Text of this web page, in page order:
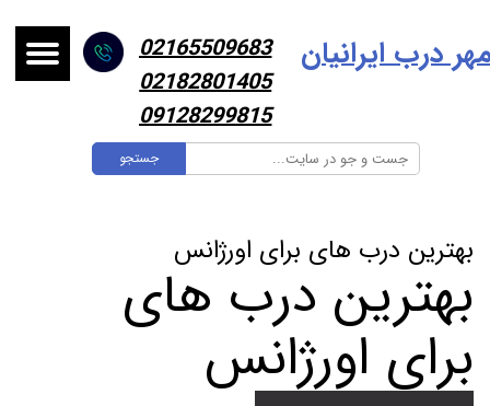
جستجو
درب ایرانیان
02165509683
02182801405
09128299815
بهترین درب های برای اورژانس
بهترین درب های
برای اورژانس